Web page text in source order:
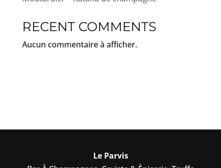
RECENT COMMENTS
Aucun commentaire à afficher.
Le Parvis